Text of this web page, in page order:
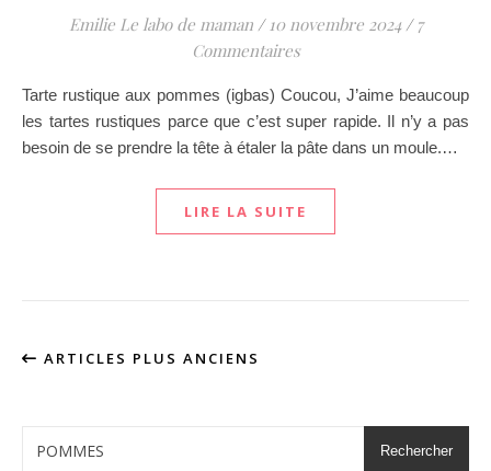
Emilie Le labo de maman / 10 novembre 2024 / 7
Commentaires
Tarte rustique aux pommes (igbas) Coucou, J’aime beaucoup
les tartes rustiques parce que c’est super rapide. Il n’y a pas
besoin de se prendre la tête à étaler la pâte dans un moule.…
LIRE LA SUITE
ARTICLES PLUS ANCIENS
Rechercher